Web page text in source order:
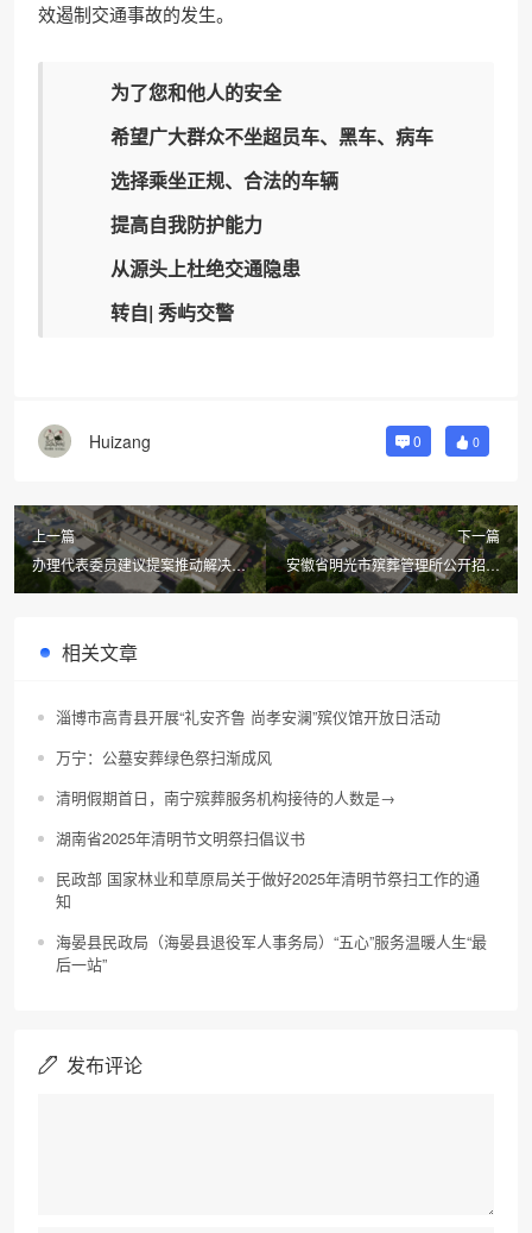
效遏制交通事故的发生。
为了您和他人的安全
希望广大群众不坐超员车、黑车、病车
选择乘坐正规、合法的车辆
提高自我防护能力
从源头上杜绝交通隐患
转自| 秀屿交警
Huizang 0 0
上一篇
办理代表委员建议提案推动解决殡
葬领域群众关切问题
下一篇
安徽省明光市殡葬管理所公开招聘
工作人员公告
相关文章
淄博市高青县开展“礼安齐鲁 尚孝安澜”殡仪馆开放日活动
万宁：公墓安葬绿色祭扫渐成风
清明假期首日，南宁殡葬服务机构接待的人数是→
湖南省2025年清明节文明祭扫倡议书
民政部 国家林业和草原局关于做好2025年清明节祭扫工作的通
知
海晏县民政局（海晏县退役军人事务局）“五心”服务温暖人生“最
后一站”
发布评论